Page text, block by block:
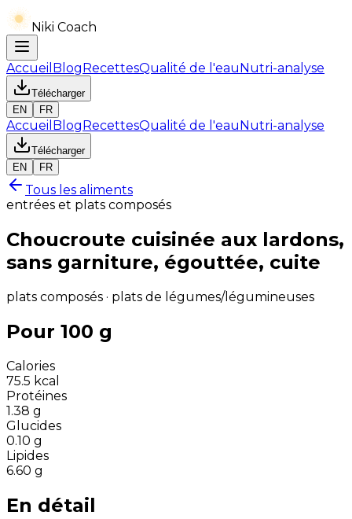
Niki Coach
Accueil BlogRecettesQualité de l'eauNutri-analyse
Télécharger
EN
FR
Accueil BlogRecettesQualité de l'eauNutri-analyse
Télécharger
EN
FR
Tous les aliments
entrées et plats composés
Choucroute cuisinée aux lardons,
sans garniture, égouttée, cuite
plats composés · plats de légumes/légumineuses
Pour 100 g
Calories
75.5 kcal
Protéines
1.38 g
Glucides
0.10 g
Lipides
6.60 g
En détail